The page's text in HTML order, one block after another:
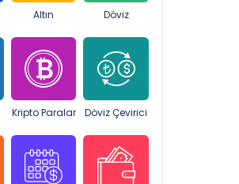
Altın Döviz
Kripto Paralar Döviz Çevirici